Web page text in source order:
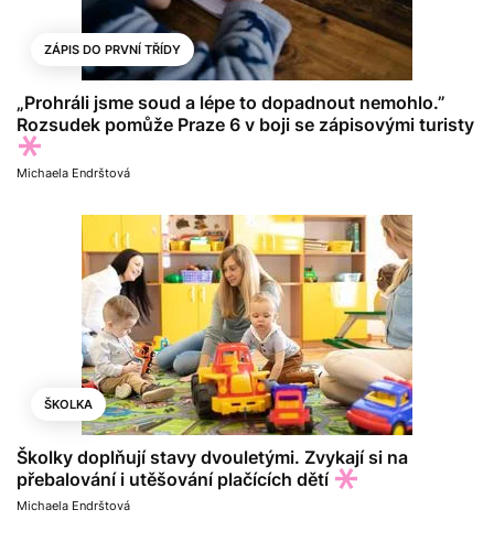
ZÁPIS DO PRVNÍ TŘÍDY
„Prohráli jsme soud a lépe to dopadnout nemohlo.”
Rozsudek pomůže Praze 6 v boji se zápisovými turisty
Michaela Endrštová
ŠKOLKA
Školky doplňují stavy dvouletými. Zvykají si na
přebalování i utěšování plačících dětí
Michaela Endrštová